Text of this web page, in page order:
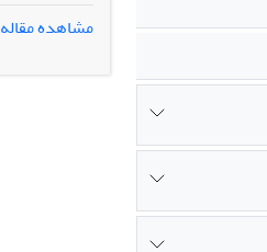
تقسیم‌بندی
مسئلۀ
در مناطق
مشاهده مقاله